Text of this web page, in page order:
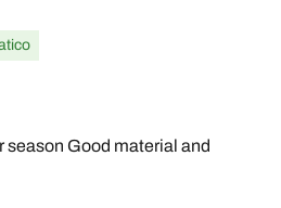
season Good material and